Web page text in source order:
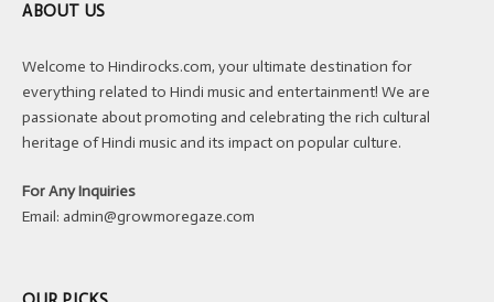
ABOUT US
Welcome to Hindirocks.com, your ultimate destination for
everything related to Hindi music and entertainment! We are
passionate about promoting and celebrating the rich cultural
heritage of Hindi music and its impact on popular culture.
For Any Inquiries
Email: admin@growmoregaze.com